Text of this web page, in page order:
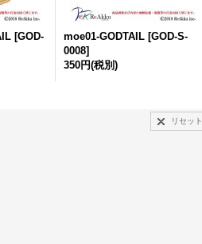
[GOD- moe01-GODTAIL [GOD-S-
0008]
350円(税別)
リセット